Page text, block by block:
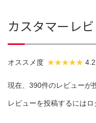
カスタマーレ
オススメ度
現在、390件のレビューが
レビューを投稿するにはロ